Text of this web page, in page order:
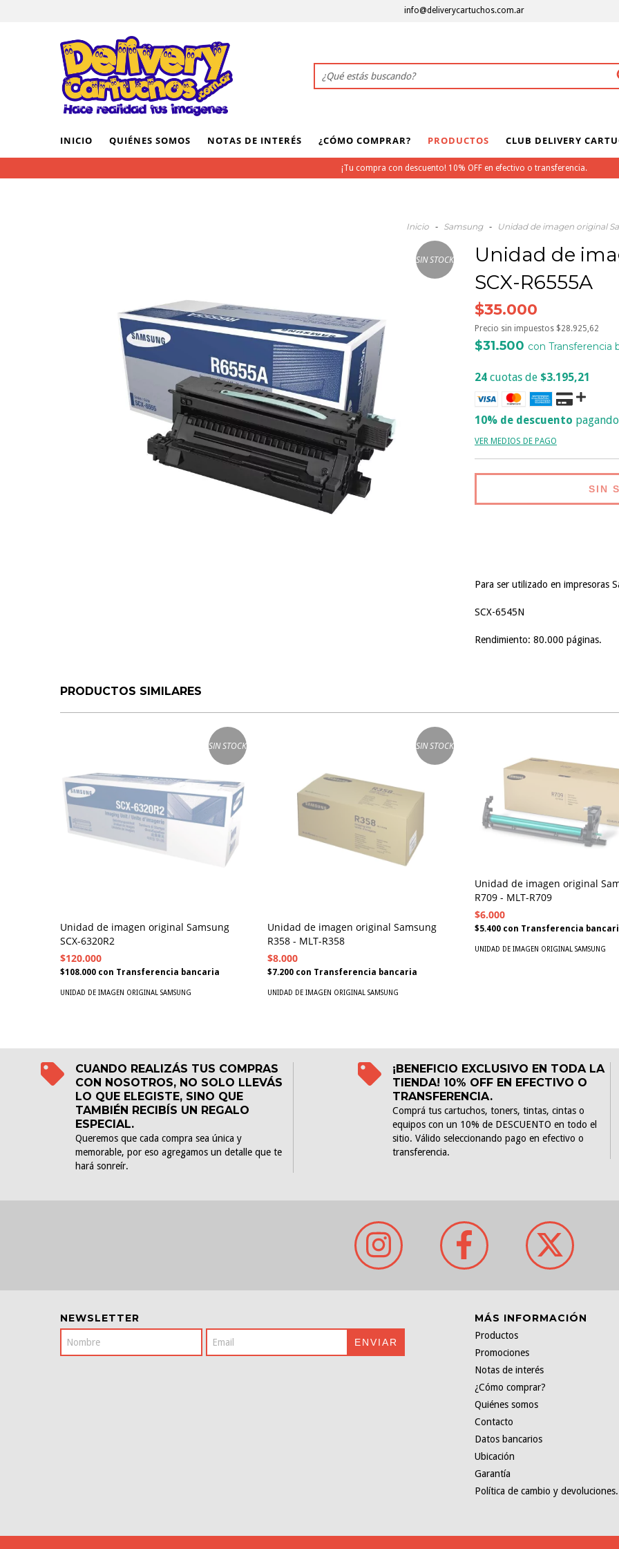
info@deliverycartuchos.com.ar
INICIO QUIÉNES SOMOS NOTAS DE INTERÉS ¿CÓMO COMPRAR? PRODUCTOS CLUB DELIVERY
¡Tu compra con descuento! 10% OFF en efectivo o transferencia.
Inicio - Samsung - Unidad de imagen original
SIN STOCK
Unidad de
SCX-R6555A
$35.000
Precio sin impuestos $28.925,62
$31.500 con Transferencia
24 cuotas de $3.195,21
10% de descuento
VER MEDIOS DE PAGO
Para ser utilizado en impresoras
SCX-6545N
Rendimiento: 80.000 páginas.
PRODUCTOS SIMILARES
SIN STOCK
Unidad de imagen original Samsung
SCX-6320R2
$120.000
$108.000 con Transferencia bancaria
UNIDAD DE IMAGEN ORIGINAL SAMSUNG
SIN STOCK
Unidad de imagen original Samsung
R358 - MLT-R358
$8.000
$7.200 con Transferencia bancaria
UNIDAD DE IMAGEN ORIGINAL SAMSUNG
Unidad de imagen original
R709 - MLT-R709
$6.000
$5.400 con Transferencia
UNIDAD DE IMAGEN ORIGINAL SAMSUNG
CUANDO REALIZÁS TUS COMPRAS
CON NOSOTROS, NO SOLO LLEVÁS
LO QUE ELEGISTE, SINO QUE
TAMBIÉN RECIBÍS UN REGALO
ESPECIAL.
Queremos que cada compra sea única y
memorable, por eso agregamos un detalle que te
hará sonreír.
¡BENEFICIO EXCLUSIVO EN TODA LA
TIENDA! 10% OFF EN EFECTIVO O
TRANSFERENCIA.
Comprá tus cartuchos, toners, tintas, cintas o
equipos con un 10% de DESCUENTO en todo el
sitio. Válido seleccionando pago en efectivo o
transferencia.
NEWSLETTER MÁS INFORMACIÓN
Productos
Promociones
Notas de interés
¿Cómo comprar?
Quiénes somos
Contacto
Datos bancarios
Ubicación
Garantía
Política de cambio y devoluciones.